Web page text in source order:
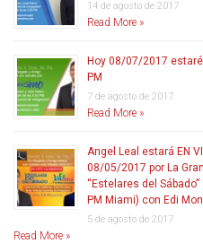
14 de agosto de 2017
Read More »
Hoy 08/07/2017
PM
7 de agosto de 2017
Read More »
Angel Leal estará EN
08/05/2017 por La
“Estelares del
PM Miami) con Edi
5 de agosto de 2017
Read More »